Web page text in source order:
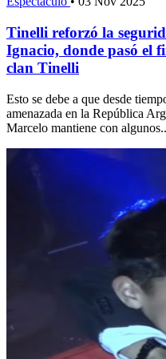
Tinelli reforzó la
Ignacio, donde pasó el
clan Tinelli
Esto se debe a que desde
amenazada en la República
Marcelo mantiene con